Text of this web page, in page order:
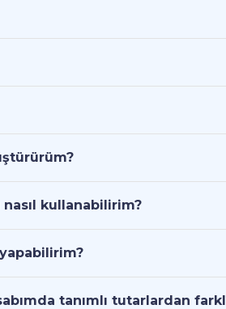
kullanabilirim?
tanımlı tutarlardan